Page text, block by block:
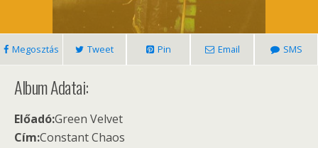
Megosztás Tweet Pin Email SMS
Album Adatai:
Előadó:Green Velvet
Cím:Constant Chaos